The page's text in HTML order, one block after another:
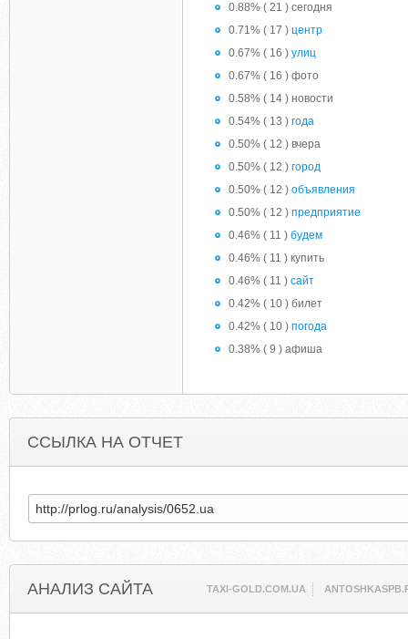
0.88% ( 21 ) сегодня
0.71% ( 17 ) центр
0.67% ( 16 ) улиц
0.67% ( 16 ) фото
0.58% ( 14 ) новости
0.54% ( 13 ) года
0.50% ( 12 ) вчера
0.50% ( 12 ) город
0.50% ( 12 ) объявления
0.50% ( 12 ) предприятие
0.46% ( 11 ) будем
0.46% ( 11 ) купить
0.46% ( 11 ) сайт
0.42% ( 10 ) билет
0.42% ( 10 ) погода
0.38% ( 9 ) афиша
ССЫЛКА НА ОТЧЕТ
АНАЛИЗ САЙТА TAXI-GOLD.COM.UA